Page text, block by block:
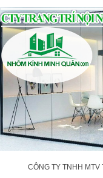
CÔNG TY TNHH MTV